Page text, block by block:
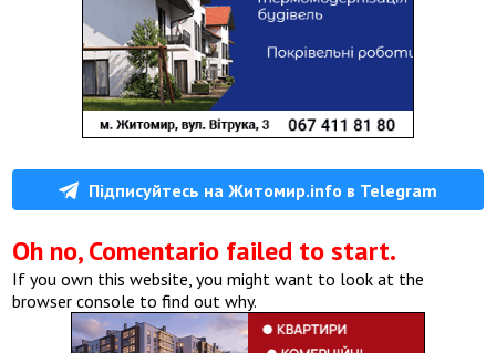
Підписуйтесь на Житомир.info в Telegram
Oh no, Comentario failed to start.
If you own this website, you might want to look at the
browser console to find out why.